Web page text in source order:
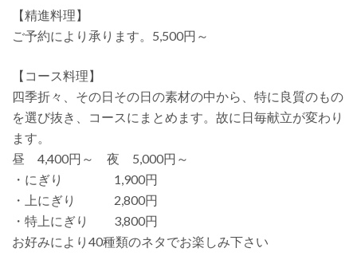
ョ
ン
【精進料理】
ご予約により承ります。5,500円～
【コース料理】
四季折々、その日その日の素材の中から、特に良質のもの
を選び抜き、コースにまとめます。故に日毎献立が変わり
ます。
昼 4,400円～ 夜 5,000円～
・にぎり 1,900円
・上にぎり 2,800円
・特上にぎり 3,800円
お好みにより40種類のネタでお楽しみ下さい